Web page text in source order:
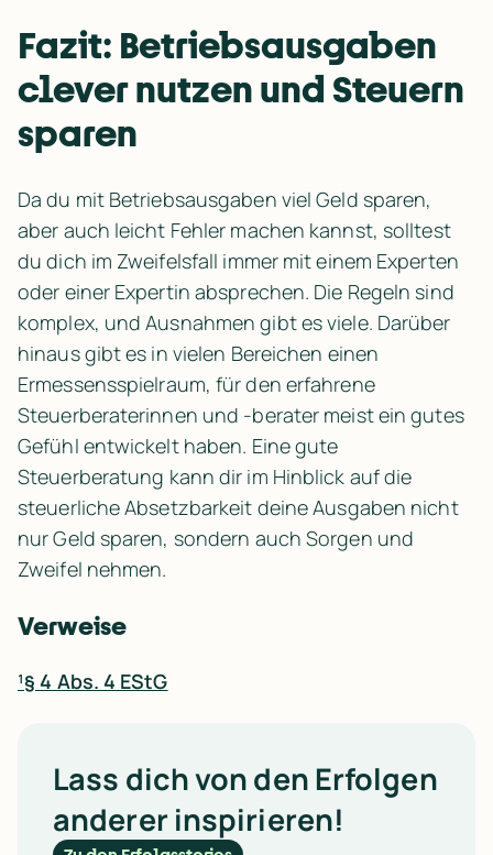
Fazit: Betriebsausgaben
clever nutzen und Steuern
sparen
Da du mit Betriebsausgaben viel Geld sparen,
aber auch leicht Fehler machen kannst, solltest
du dich im Zweifelsfall immer mit einem Experten
oder einer Expertin absprechen. Die Regeln sind
komplex, und Ausnahmen gibt es viele. Darüber
hinaus gibt es in vielen Bereichen einen
Ermessensspielraum, für den erfahrene
Steuerberaterinnen und -berater meist ein gutes
Gefühl entwickelt haben. Eine gute
Steuerberatung kann dir im Hinblick auf die
steuerliche Absetzbarkeit deine Ausgaben nicht
nur Geld sparen, sondern auch Sorgen und
Zweifel nehmen.
Verweise
¹§ 4 Abs. 4 EStG
Lass dich von den Erfolgen
anderer inspirieren!